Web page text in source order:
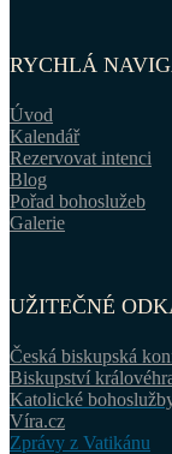
RYCHLÁ
Úvod
Kalendář
Rezervovat intenci
Blog
Pořad bohoslužeb
Galerie
UŽITEČNÉ
Česká biskupská
Biskupství
Katolické
Víra.cz
Zprávy z Vatikánu